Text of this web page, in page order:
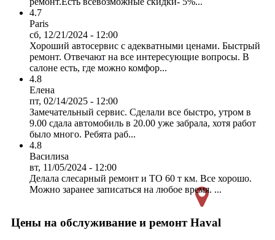
4.7
Paris
сб, 12/21/2024 - 12:00
Хороший автосервис с адекватными ценами. Быстрый
ремонт. Отвечают на все интересующие вопросы. В
салоне есть, где можно комфор...
4.8
Елена
пт, 02/14/2025 - 12:00
Замечательный сервис. Сделали все быстро, утром в
9.00 сдала автомобиль в 20.00 уже забрала, хотя работ
было много. Ребята раб...
4.8
Василиsa
вт, 11/05/2024 - 12:00
Делала слесарный ремонт и ТО 60 т км. Все хорошо.
Можно заранее записаться на любое время. ...
Цены на обслуживание и ремонт Haval